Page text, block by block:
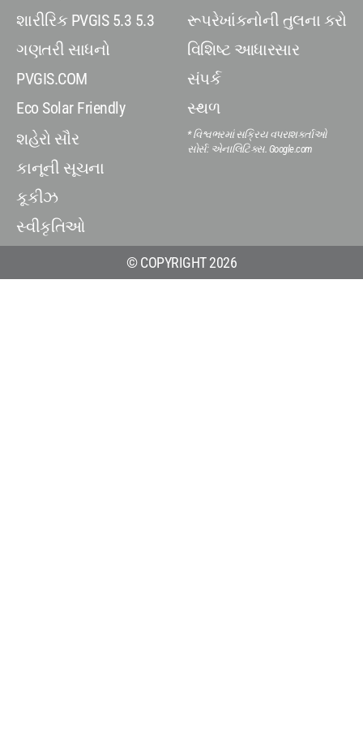
શારીરિક PVGIS 5.3 5.3
ગણતરી સાધનો
PVGIS.COM
Eco Solar Friendly
શહેરો સૌર
કાનૂની સૂચના
કૂકીઝ
સ્વીકૃતિઓ
રૂપરેખાંકનોની તુલના કરો
વિશિષ્ટ આધારસાર
સંપર્ક
સ્થળ
* વિશ્વભરમાં સક્રિય વપરાશકર્તાઓ
સોર્સ: એનાલિટિક્સ. Google.com
© COPYRIGHT 2026